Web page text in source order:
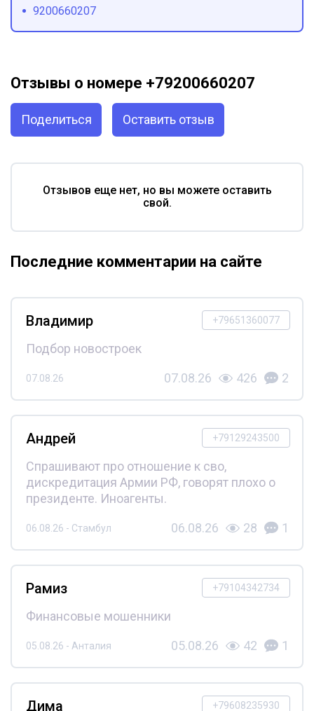
9200660207
Отзывы о номере +79200660207
Поделиться Оставить отзыв
Отзывов еще нет, но вы можете оставить
свой.
Последние комментарии на сайте
+79651360077
Владимир
Подбор новостроек
07.08.26 07.08.26 426 2
+79129243500
Андрей
Спрашивают про отношение к сво,
дискредитация Армии РФ, говорят плохо о
президенте. Иноагенты.
06.08.26 - Стамбул 06.08.26 28 1
+79104342734
Рамиз
Финансовые мошенники
05.08.26 - Анталия 05.08.26 42 1
+79608235930
Дима